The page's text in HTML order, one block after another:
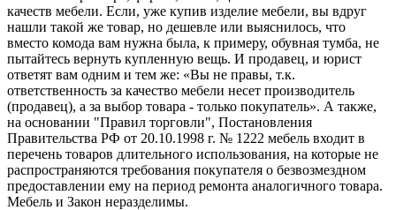
качеств мебели. Если, уже купив изделие мебели, вы вдруг
нашли такой же товар, но дешевле или выяснилось, что
вместо комода вам нужна была, к примеру, обувная тумба, не
пытайтесь вернуть купленную вещь. И продавец, и юрист
ответят вам одним и тем же: «Вы не правы, т.к.
ответственность за качество мебели несет производитель
(продавец), а за выбор товара - только покупатель». А также,
на основании "Правил торговли", Постановления
Правительства РФ от 20.10.1998 г. № 1222 мебель входит в
перечень товаров длительного использования, на которые не
распространяются требования покупателя о безвозмездном
предоставлении ему на период ремонта аналогичного товара.
Мебель и Закон неразделимы.